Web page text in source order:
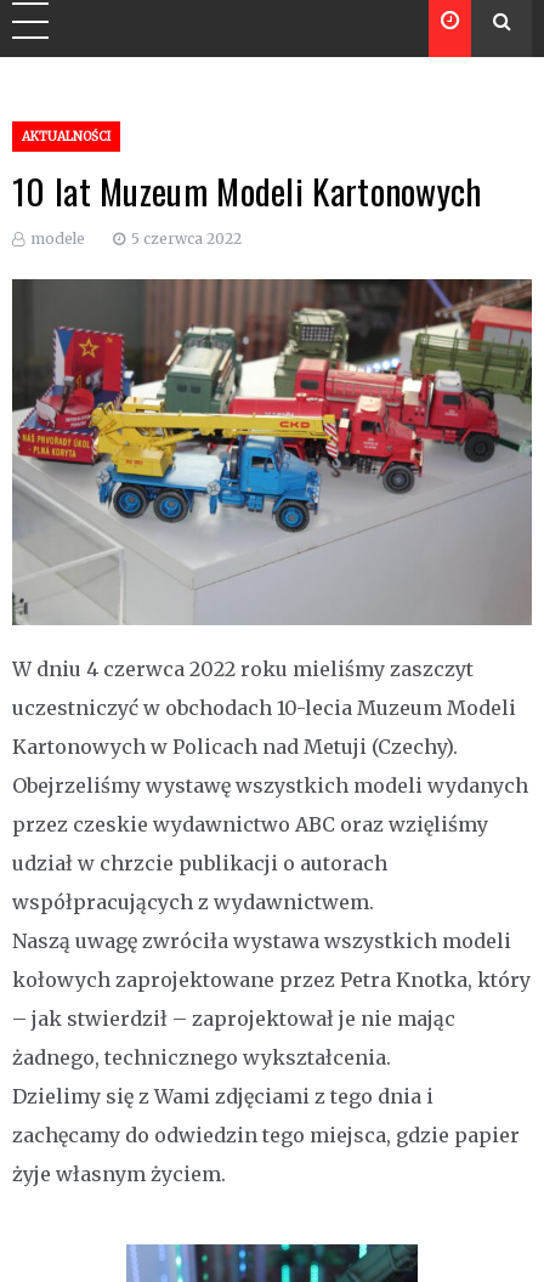
AKTUALNOŚCI
10 lat Muzeum Modeli Kartonowych
modele 5 czerwca 2022
W dniu 4 czerwca 2022 roku mieliśmy zaszczyt
uczestniczyć w obchodach 10-lecia Muzeum Modeli
Kartonowych w Policach nad Metuji (Czechy).
Obejrzeliśmy wystawę wszystkich modeli wydanych
przez czeskie wydawnictwo ABC oraz wzięliśmy
udział w chrzcie publikacji o autorach
współpracujących z wydawnictwem.
Naszą uwagę zwróciła wystawa wszystkich modeli
kołowych zaprojektowane przez Petra Knotka, który
– jak stwierdził – zaprojektował je nie mając
żadnego, technicznego wykształcenia.
Dzielimy się z Wami zdjęciami z tego dnia i
zachęcamy do odwiedzin tego miejsca, gdzie papier
żyje własnym życiem.